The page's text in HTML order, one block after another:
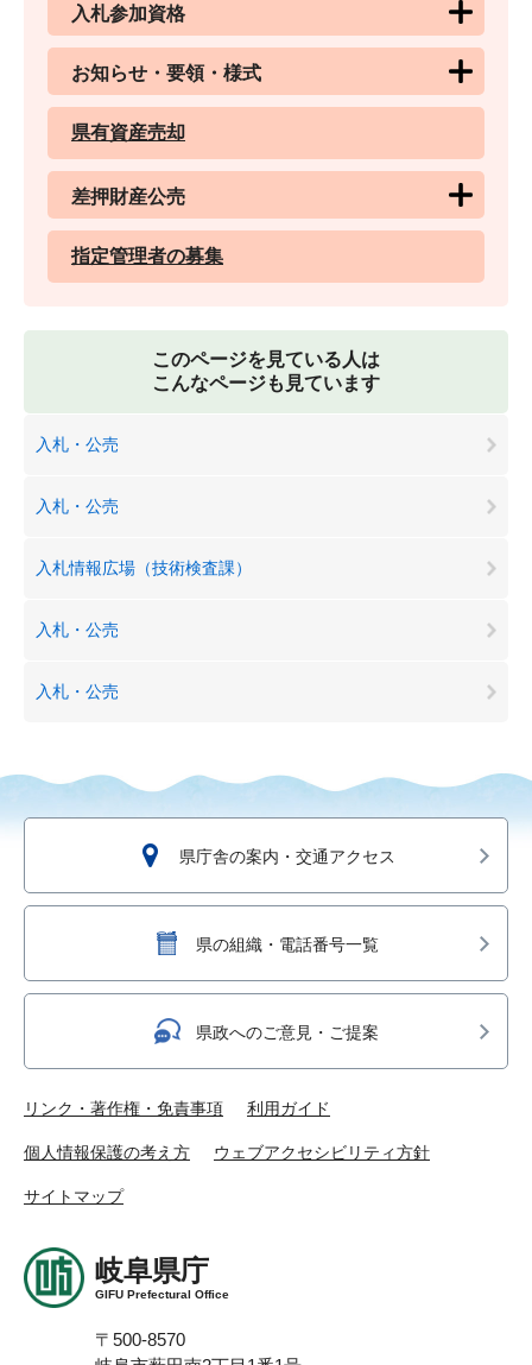
入札参加資格
お知らせ・要領・様式
県有資産売却
差押財産公売
指定管理者の募集
このページを見ている人は
こんなページも見ています
入札・公売
入札・公売
入札情報広場（技術検査課）
入札・公売
入札・公売
県庁舎の案内・交通アクセス
県の組織・電話番号一覧
県政へのご意見・ご提案
リンク・著作権・免責事項 利用ガイド
個人情報保護の考え方 ウェブアクセシビリティ方針
サイトマップ
岐阜県庁
GIFU Prefectural Office
〒500-8570